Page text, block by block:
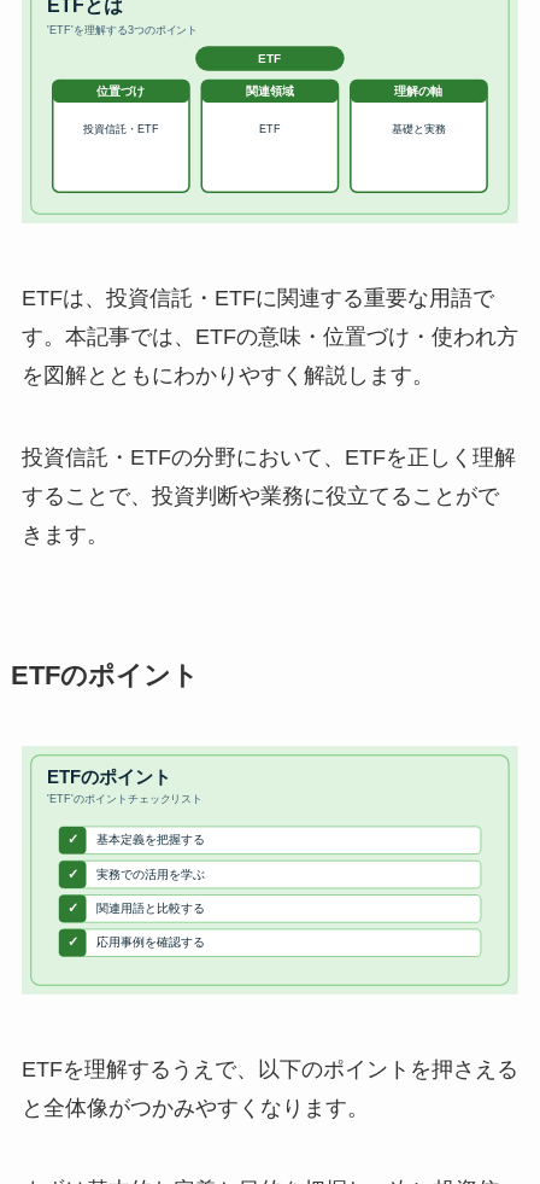
ETFは、投資信託・ETFに関連する重要な用語で
す。本記事では、ETFの意味・位置づけ・使われ方
を図解とともにわかりやすく解説します。
投資信託・ETFの分野において、ETFを正しく理解
することで、投資判断や業務に役立てることがで
きます。
ETFのポイント
ETFを理解するうえで、以下のポイントを押さえる
と全体像がつかみやすくなります。